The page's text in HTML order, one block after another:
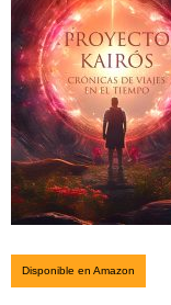
Disponible en Amazon